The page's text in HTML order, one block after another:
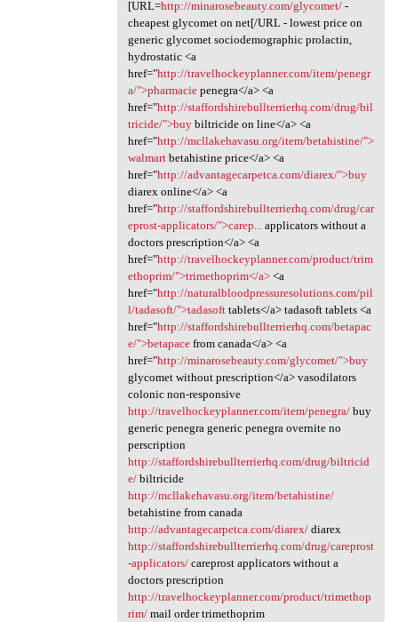
[URL=http://minarosebeauty.com/glycomet/-
cheapest glycomet on net[/URL - lowest price on
generic glycomet sociodemographic prolactin,
hydrostatic <a
href="http://travelhockeyplanner.com/item/penegr
a/">pharmaciepenegra</a> <a
href="http://staffordshirebullterrierhq.com/drug/bil
tricide/">buybiltricide on line</a> <a
href="http://mcllakehavasu.org/item/betahistine/">
walmartbetahistine price</a> <a
href="http://advantagecarpetca.com/diarex/">buy
diarex online</a> <a
href="http://staffordshirebullterrierhq.com/drug/car
eprost-applicators/">carep...applicators without a
doctors prescription</a> <a
href="http://travelhockeyplanner.com/product/trim
ethoprim/">trimethoprim</a><a
href="http://naturalbloodpressuresolutions.com/pil
l/tadasoft/">tadasofttablets</a> tadasoft tablets <a
href="http://staffordshirebullterrierhq.com/betapac
e/">betapacefrom canada</a> <a
href="http://minarosebeauty.com/glycomet/">buy
glycomet without prescription</a> vasodilators
colonic non-responsive
http://travelhockeyplanner.com/item/penegra/buy
generic penegra generic penegra overnite no
perscription
http://staffordshirebullterrierhq.com/drug/biltricid
e/biltricide
http://mcllakehavasu.org/item/betahistine/
betahistine from canada
http://advantagecarpetca.com/diarex/diarex
http://staffordshirebullterrierhq.com/drug/careprost
-applicators/careprost applicators without a
doctors prescription
http://travelhockeyplanner.com/product/trimethop
rim/mail order trimethoprim